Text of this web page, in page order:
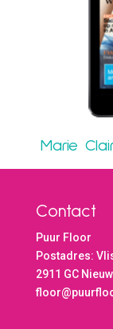
Marie
Contact
Puur Floor
Postadres:
2911 GC